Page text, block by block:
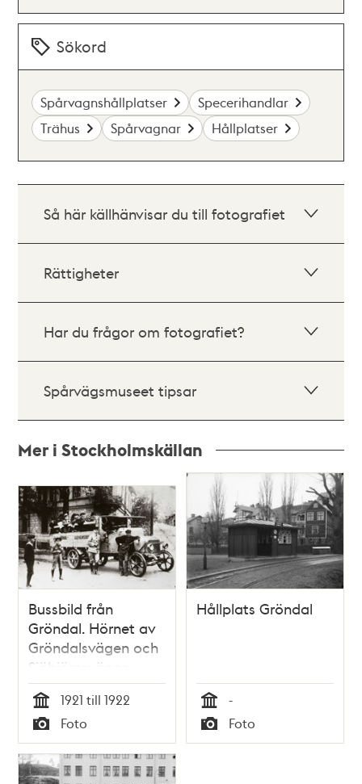
Sökord
Spårvagnshållplatser
Specerihandlar
Trähus
Spårvagnar Hållplatser
Så här källhänvisar du till fotografiet
Rättigheter
Har du frågor om fotografiet?
Spårvägsmuseet tipsar
Mer i Stockholmskällan
poster
och
teman
Bussbild från
Gröndal. Hörnet av
Gröndalsvägen och
Sjöbjörnsvägen.
Fotograferad i
början av 1920-
talet.
Tid
1921 till 1922
Typ
Foto
Hållplats Gröndal
Tid
-
Typ
Foto